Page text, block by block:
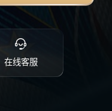
在线客服